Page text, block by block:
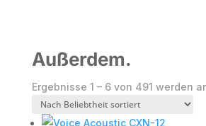
Außerdem.
Ergebnisse 1 – 6 von 491 werden